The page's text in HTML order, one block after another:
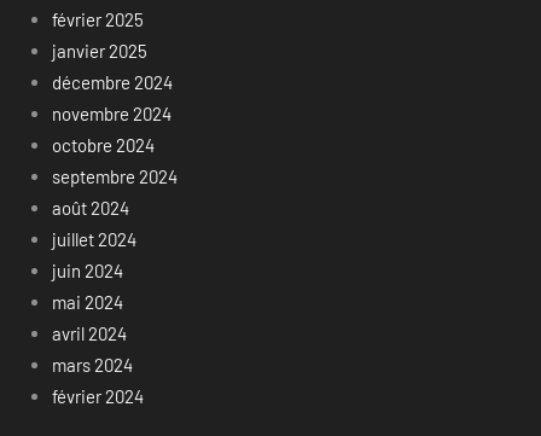
février 2025
janvier 2025
décembre 2024
novembre 2024
octobre 2024
septembre 2024
août 2024
juillet 2024
juin 2024
mai 2024
avril 2024
mars 2024
février 2024